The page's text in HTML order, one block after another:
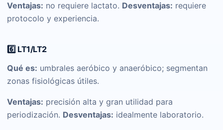
Ventajas: no requiere lactato. Desventajas: requiere
protocolo y experiencia.
6️⃣ LT1/LT2
Qué es: umbrales aeróbico y anaeróbico; segmentan
zonas fisiológicas útiles.
Ventajas: precisión alta y gran utilidad para
periodización. Desventajas: idealmente laboratorio.